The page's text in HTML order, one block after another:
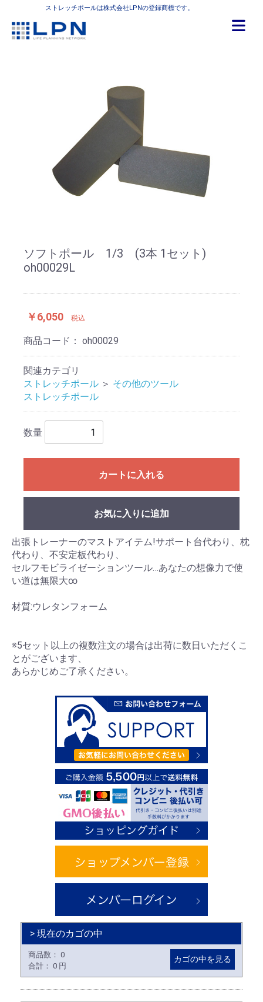
ストレッチポールは株式会社LPNの登録商標です。
ソフトポール 1/3 (3本 1セット)
oh00029L
￥6,050 税込
商品コード： oh00029
関連カテゴリ
ストレッチポール ＞ その他のツール
ストレッチポール
数量
カートに入れる
お気に入りに追加
出張トレーナーのマストアイテム!サポート台代わり、枕
代わり、不安定板代わり、
セルフモビライゼーションツール…あなたの想像力で使
い道は無限大∞
材質:ウレタンフォーム
※5セット以上の複数注文の場合は出荷に数日いただくこ
とがございます、
あらかじめご了承ください。
> 現在のカゴの中
商品数： 0
合計： 0 円
カゴの中を見る